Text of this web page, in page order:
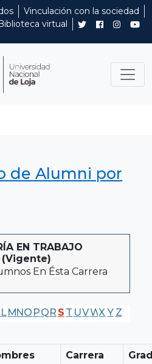
Vinculación con la sociedad
virtual
de Alumni por
EN TRABAJO
(Vigente)
En Ésta Carrera
LMNO PQR S T UVWX Y Z
Carrera